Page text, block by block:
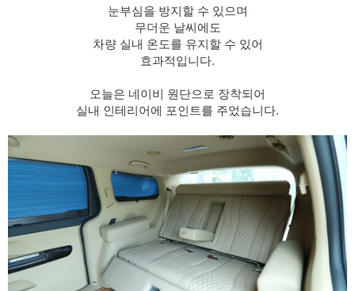
눈부심을 방지할 수 있으며
무더운 날씨에도
차량 실내 온도를 유지할 수 있어
효과적입니다.
오늘은 네이비 원단으로 장착되어
실내 인테리어에 포인트를 주었습니다.